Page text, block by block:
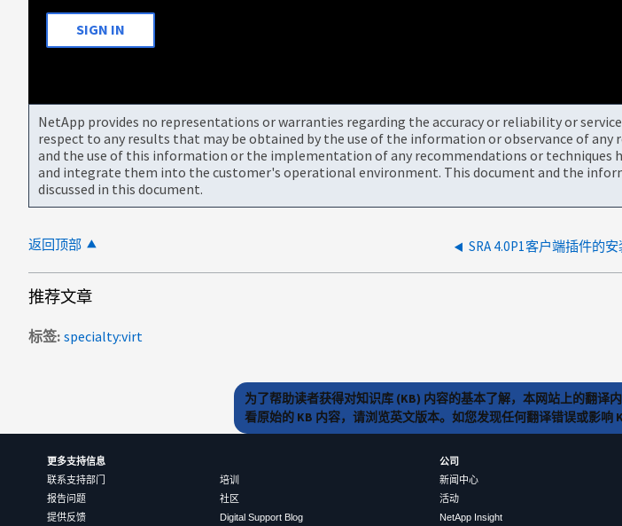
SIGN IN
NetApp provides no representations or warranties regarding the accuracy or reliability or
respect to any results that may be obtained by the use of the information or observance of
and the use of this information or the implementation of any recommendations or techniques
and integrate them into the customer's operational environment. This document and the
discussed in this document.
返回顶部 SRA 4.0P1客户端插件的
推荐文章
标签 specialty:virt
为了帮助读者获得对知识库 (KB) 内容的基本了解，本网站上的翻译
看原始的 KB 内容，请浏览英文版本。如您发现任何翻译错误或影响
更多支持信息
联系支持部门
报告问题
提供反馈
培训
社区
Digital Support Blog
公司
新闻中心
活动
NetApp Insight